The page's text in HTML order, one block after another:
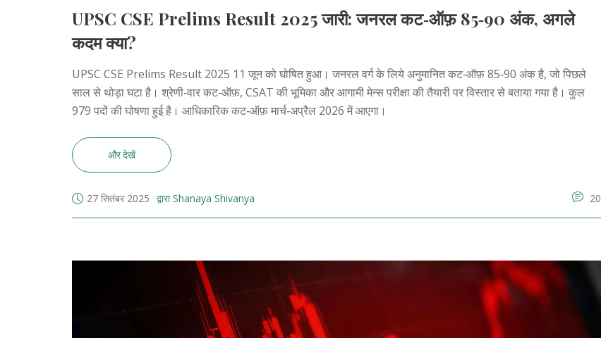
UPSC CSE Prelims Result 2025 जारी: जनरल कट‑ऑफ़ 85‑90 अंक, अगले
कदम क्या?
UPSC CSE Prelims Result 2025 11 जून को घोषित हुआ। जनरल वर्ग के लिये अनुमानित कट‑ऑफ़ 85‑90 अंक है, जो पिछले
साल से थोड़ा घटा है। श्रेणी‑वार कट‑ऑफ़, CSAT की भूमिका और आगामी मेन्स परीक्षा की तैयारी पर विस्तार से बताया गया है। कुल
979 पदों की घोषणा हुई है। आधिकारिक कट‑ऑफ़ मार्च‑अप्रैल 2026 में आएगा।
और देखें
27 सितंबर 2025 द्वारा Shanaya Shivanya 20